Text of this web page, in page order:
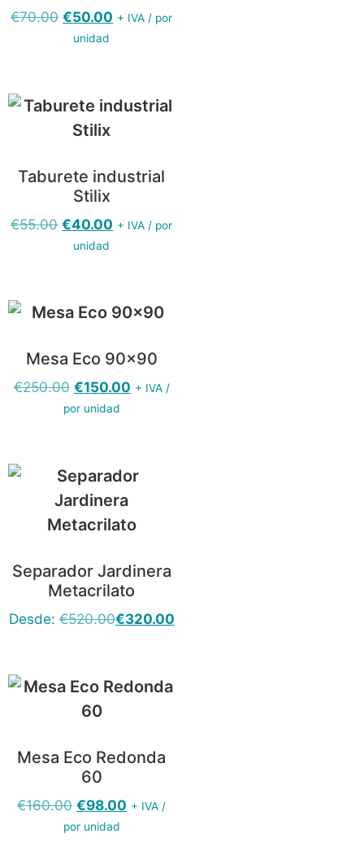
€70.00 €50.00 + IVA / por
unidad
Taburete industrial
Stilix
€55.00 €40.00 + IVA / por
unidad
Mesa Eco 90×90
€250.00 €150.00 + IVA /
por unidad
Separador Jardinera
Metacrilato
Desde:€520.00€320.00
Mesa Eco Redonda
60
€160.00 €98.00 + IVA /
por unidad